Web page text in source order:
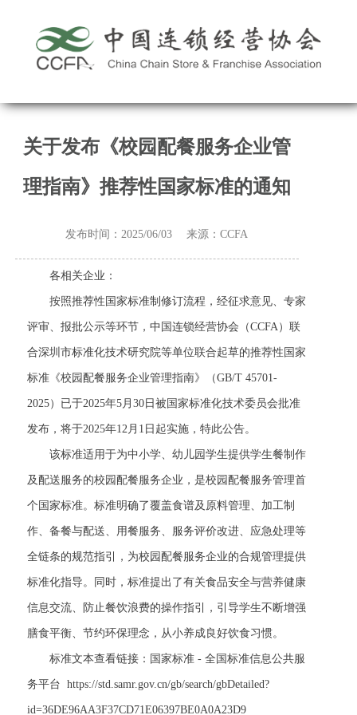
关于发布《校园配餐服务企业管
理指南》推荐性国家标准的通知
发布时间：2025/06/03 来源：CCFA
各相关企业：
按照推荐性国家标准制修订流程，经征求意见、专家
评审、报批公示等环节，中国连锁经营协会（CCFA）联
合深圳市标准化技术研究院等单位联合起草的推荐性国家
标准《校园配餐服务企业管理指南》（GB/T 45701-
2025）已于2025年5月30日被国家标准化技术委员会批准
发布，将于2025年12月1日起实施，特此公告。
该标准适用于为中小学、幼儿园学生提供学生餐制作
及配送服务的校园配餐服务企业，是校园配餐服务管理首
个国家标准。标准明确了覆盖食谱及原料管理、加工制
作、备餐与配送、用餐服务、服务评价改进、应急处理等
全链条的规范指引，为校园配餐服务企业的合规管理提供
标准化指导。同时，标准提出了有关食品安全与营养健康
信息交流、防止餐饮浪费的操作指引，引导学生不断增强
膳食平衡、节约环保理念，从小养成良好饮食习惯。
标准文本查看链接：国家标准 - 全国标准信息公共服
务平台 https://std.samr.gov.cn/gb/search/gbDetailed?
id=36DE96AA3F37CD71E06397BE0A0A23D9